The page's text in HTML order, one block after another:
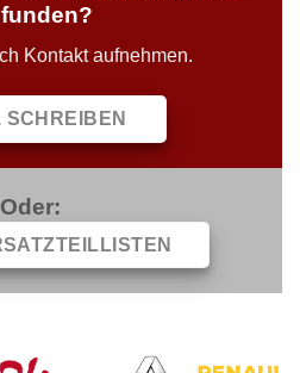
Kontakt aufnehmen.
SCHREIBEN
Oder: